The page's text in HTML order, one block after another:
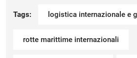
Tags: logistica internazionale e
rotte marittime internazionali